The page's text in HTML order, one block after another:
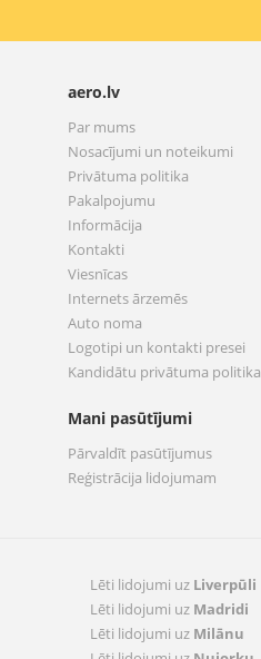
aero.lv
Par mums
Nosacījumi un noteikumi
Privātuma politika
Pakalpojumu
Informācija
Kontakti
Viesnīcas
Internets ārzemēs
Auto noma
Logotipi un kontakti presei
Kandidātu privātuma politika
Mani pasūtījumi
Pārvaldīt pasūtījumus
Reģistrācija lidojumam
Lēti lidojumi uz Liverpūli
Lēti lidojumi uz Madridi
Lēti lidojumi uz Milānu